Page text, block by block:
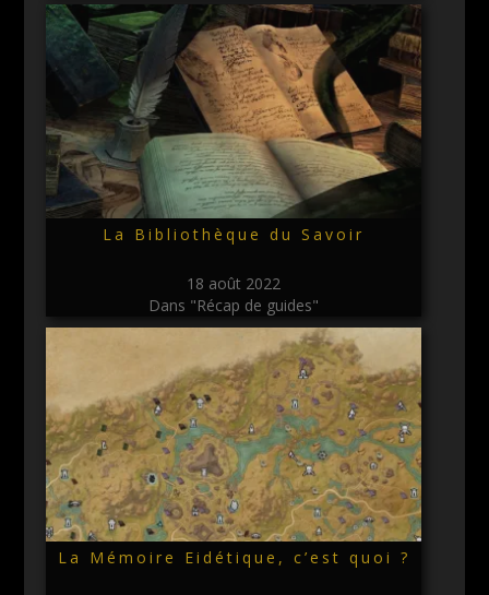
La Bibliothèque du Savoir
18 août 2022
Dans "Récap de guides"
La Mémoire Eidétique, c’est quoi ?